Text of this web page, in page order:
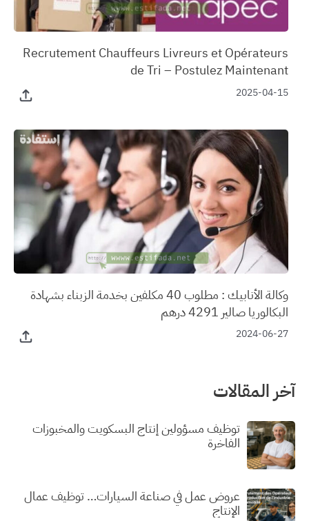
‏Recrutement Chauffeurs Livreurs et Opérateurs
de Tri – Postulez Maintenant
2025-04-15
وكالة الأنابيك : مطلوب 40 مكلفين بخدمة الزبناء بشهادة
البكالوريا صالير 4291 درهم
2024-06-27
آخر المقالات
توظيف مسؤولين إنتاج البسكويت والمخبوزات
الفاخرة
عروض عمل في صناعة السيارات… توظيف عمال
الإنتاج